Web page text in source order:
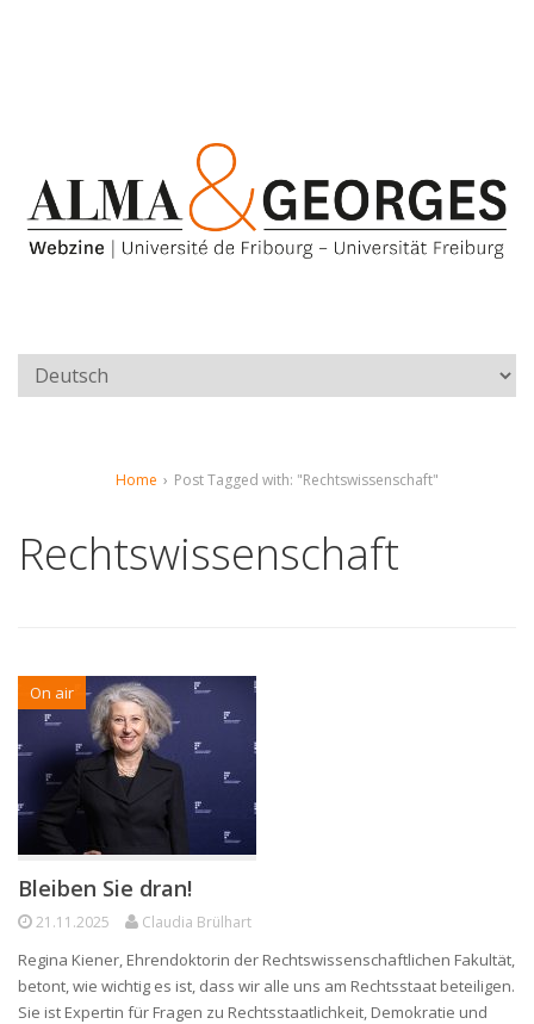
Home › Post Tagged with: "Rechtswissenschaft"
Rechtswissenschaft
On air
Bleiben Sie dran!
21.11.2025 Claudia Brülhart
Regina Kiener, Ehrendoktorin der Rechtswissenschaftlichen Fakultät,
betont, wie wichtig es ist, dass wir alle uns am Rechtsstaat beteiligen.
Sie ist Expertin für Fragen zu Rechtsstaatlichkeit, Demokratie und